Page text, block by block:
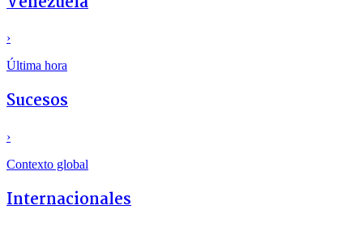
›
Última hora
Sucesos
›
Contexto global
Internacionales